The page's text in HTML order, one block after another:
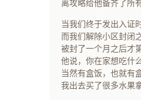
离攻略给他备齐了所
当我们终于发出入证
而我们解除小区封闭
被封了一个月之后才
他说，你在家想吃什
当然有盒饭，也就有
我出去买了很多水果